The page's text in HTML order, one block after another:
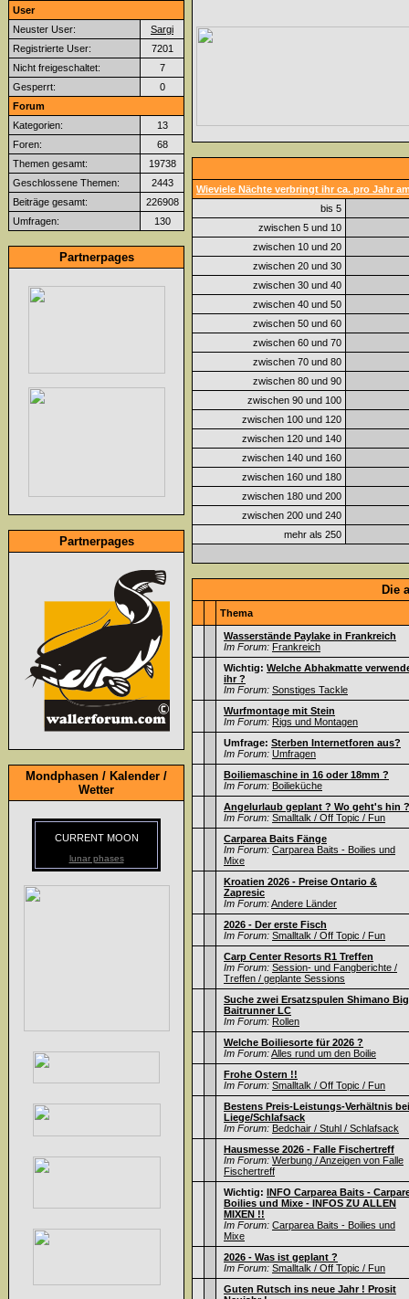
User
Neuster User:
Sargi
Registrierte User:
7201
Nicht freigeschaltet:
7
Gesperrt:
0
Forum
Kategorien:
13
Foren:
68
Themen gesamt:
19738
Geschlossene Themen:
2443
Beiträge gesamt:
226908
Umfragen:
130
Partnerpages
Partnerpages
Mondphasen / Kalender /
Wetter
CURRENT MOON
lunar phases
Wieviele Nächte verbringt ihr ca. pro Jahr
bis 5
zwischen 5 und 10
zwischen 10 und 20
zwischen 20 und 30
zwischen 30 und 40
zwischen 40 und 50
zwischen 50 und 60
zwischen 60 und 70
zwischen 70 und 80
zwischen 80 und 90
zwischen 90 und 100
zwischen 100 und 120
zwischen 120 und 140
zwischen 140 und 160
zwischen 160 und 180
zwischen 180 und 200
zwischen 200 und 240
mehr als 250
Die
Thema
Wasserstände Paylake in Frankreich
Im Forum: Frankreich
Wichtig: Welche Abhakmatte
ihr ?
Im Forum: Sonstiges Tackle
Wurfmontage mit Stein
Im Forum: Rigs und Montagen
Umfrage: Sterben Internetforen aus?
Im Forum: Umfragen
Boiliemaschine in 16 oder 18mm ?
Im Forum: Boilieküche
Angelurlaub geplant ? Wo geht's hin ?
Im Forum: Smalltalk / Off Topic / Fun
Carparea Baits Fänge
Im Forum: Carparea Baits - Boilies und
Mixe
Kroatien 2026 - Preise Ontario &
Zapresic
Im Forum:Andere Länder
2026 - Der erste Fisch
Im Forum: Smalltalk / Off Topic / Fun
Carp Center Resorts R1 Treffen
Im Forum: Session- und Fangberichte /
Treffen / geplante Sessions
Suche zwei Ersatzspulen Shimano Big
Baitrunner LC
Im Forum: Rollen
Welche Boiliesorte für 2026 ?
Im Forum:Alles rund um den Boilie
Frohe Ostern !!
Im Forum: Smalltalk / Off Topic / Fun
Bestens Preis-Leistungs-Verhältnis bei
Liege/Schlafsack
Im Forum: Bedchair / Stuhl / Schlafsack
Hausmesse 2026 - Falle Fischertreff
Im Forum: Werbung / Anzeigen von Falle
Fischertreff
Wichtig: INFO Carparea Baits -
Boilies und Mixe - INFOS ZU ALLEN
MIXEN !!
Im Forum: Carparea Baits - Boilies und
Mixe
2026 - Was ist geplant ?
Im Forum: Smalltalk / Off Topic / Fun
Guten Rutsch ins neue Jahr ! Prosit